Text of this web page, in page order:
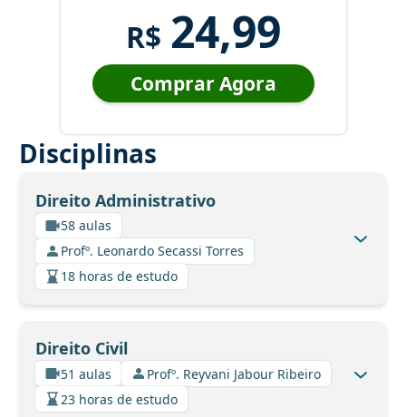
R$ 24,99
Comprar Agora
Disciplinas
Direito Administrativo
58 aulas
Profº. Leonardo Secassi Torres
18 horas de estudo
Direito Civil
51 aulas
Profº. Reyvani Jabour Ribeiro
23 horas de estudo